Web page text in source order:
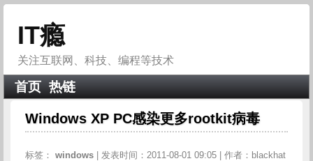
IT瘾
关注互联网、科技、编程等技术
首页 热链
Windows XP PC感染更多rootkit病毒
标签： windows
| 发表时间：2011-08-01 09:05 | 作者：blackhat